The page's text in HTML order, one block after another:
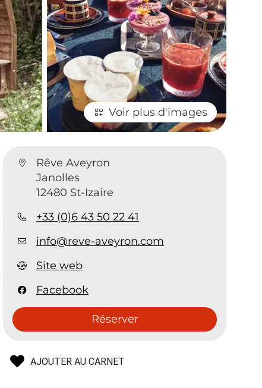
Voir plus d'images
Rêve Aveyron
Janolles
12480 St-Izaire
+33 (0)6 43 50 22 41
info@reve-aveyron.com
Site web
Facebook
Réserver
AJOUTER AU CARNET